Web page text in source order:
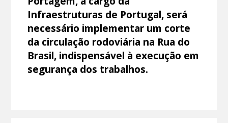
Infraestruturas de Portugal, será
necessário implementar um corte
da circulação rodoviária na Rua do
Brasil, indispensável à execução em
segurança dos trabalhos.